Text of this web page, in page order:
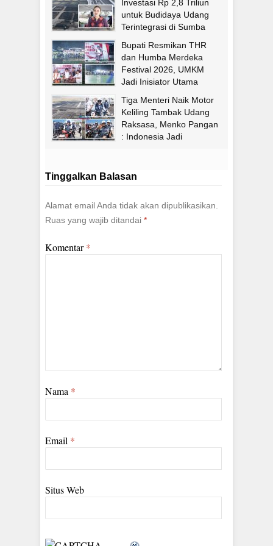
Investasi Rp 2,8 Triliun
untuk Budidaya Udang
Terintegrasi di Sumba
Bupati Resmikan THR
dan Humba Merdeka
Festival 2026, UMKM
Jadi Inisiator Utama
Tiga Menteri Naik Motor
Keliling Tambak Udang
Raksasa, Menko Pangan
: Indonesia Jadi
Tinggalkan Balasan
Alamat email Anda tidak akan dipublikasikan.
Ruas yang wajib ditandai *
Komentar*
Nama *
Email *
Situs Web